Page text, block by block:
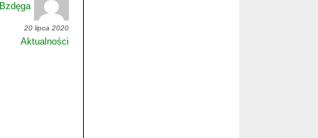
20 lipca 2020
Aktualności